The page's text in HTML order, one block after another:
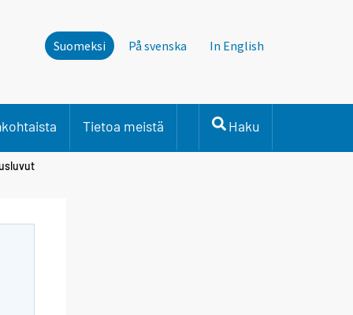
Suomeksi På svenska In English
Tietoa meistä Haku